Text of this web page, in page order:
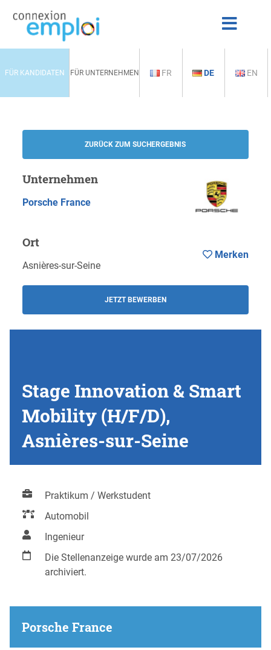
FÜR KANDIDATEN FÜR UNTERNEHMEN FR DE EN
ZURÜCK ZUM SUCHERGEBNIS
Unternehmen
Porsche France
Ort
Asnières-sur-Seine
JETZT BEWERBEN
Merken
Stage Innovation & Smart
Mobility (H/F/D),
Asnières-sur-Seine
Praktikum / Werkstudent
Automobil
Ingenieur
Die Stellenanzeige wurde am 23/07/2026
archiviert.
Porsche France